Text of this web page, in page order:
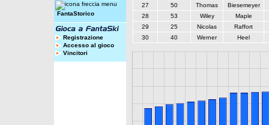
FantaStorico
Registrazione
Accesso al gioco
Vincitori
27
50 Thomas
Biesemeyer
28
53 Wiley
Maple
29
25 Nicolas
Raffort
30
40 Werner Heel